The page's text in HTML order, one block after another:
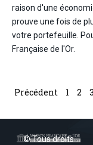
raison d'une
prouve une fois de
votre portefeuille.
Française de l'Or.
Précédent 1 2 3
© Tous droits